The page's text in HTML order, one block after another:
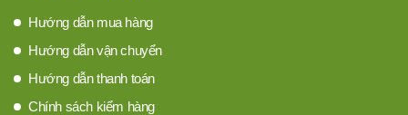
Hướng dẫn mua hàng
Hướng dẫn vận chuyển
Hướng dẫn thanh toán
Chính sách kiểm hàng